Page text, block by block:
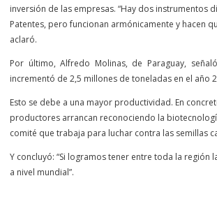
inversión de las empresas. “Hay dos instrumentos
Patentes, pero funcionan armónicamente y hacen
aclaró.
Por último, Alfredo Molinas, de Paraguay,
incrementó de 2,5 millones de toneladas en el año
Esto se debe a una mayor productividad. En
productores arrancan reconociendo la
comité que trabaja para luchar contra las semillas
Y concluyó: “Si logramos tener entre toda la
a nivel mundial”.